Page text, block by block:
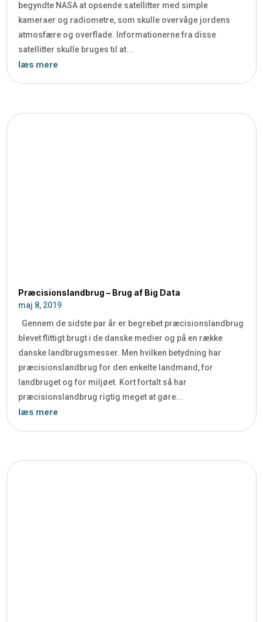
begyndte NASA at opsende satellitter med simple
kameraer og radiometre, som skulle overvåge jordens
atmosfære og overflade. Informationerne fra disse
satellitter skulle bruges til at...
læs mere
Præcisionslandbrug – Brug af Big Data
maj 8, 2019
Gennem de sidste par år er begrebet præcisionslandbrug
blevet flittigt brugt i de danske medier og på en række
danske landbrugsmesser. Men hvilken betydning har
præcisionslandbrug for den enkelte landmand, for
landbruget og for miljøet. Kort fortalt så har
præcisionslandbrug rigtig meget at gøre...
læs mere